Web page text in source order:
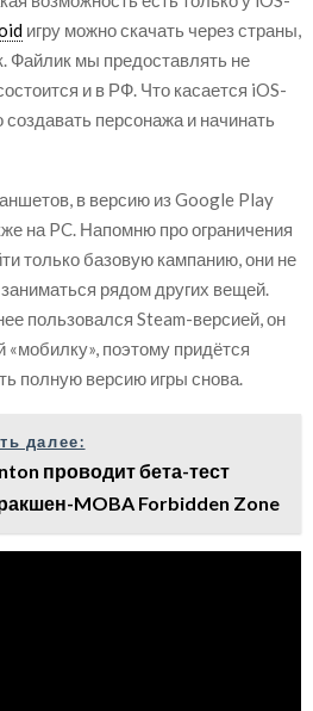
игру можно скачать через страны,
Файлик мы предоставлять не
и в РФ. Что касается iOS-
персонажа и начинать
в версию из Google Play
на PC. Напомню про ограничения
только базовую кампанию, они не
рядом других вещей.
пользовался Steam-версией, он
«мобилку», поэтому придётся
полную версию игры снова.
далее:
проводит бета-тест
MOBA Forbidden Zone